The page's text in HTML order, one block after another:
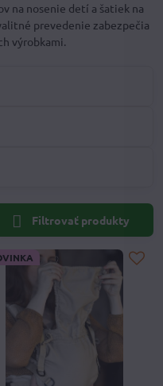
na nosenie detí a šatiek na
prevedenie zabezpečia
výrobkami.
Filtrovať produkty